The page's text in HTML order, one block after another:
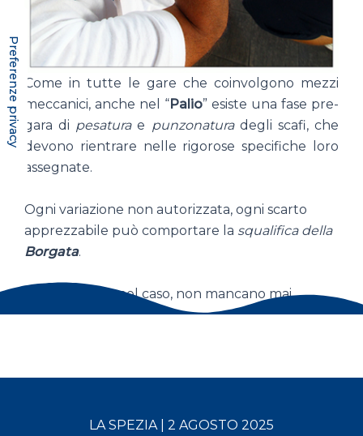
Come in tutte le gare che coinvolgono mezzi
meccanici, anche nel “ Palio” esiste una fase pre-
gara di pesaturae punzonatura degli scafi, che
devono rientrare nelle rigorose specifiche loro
assegnate.
Ogni variazione non autorizzata, ogni scarto
apprezzabile può comportare la squalifica della
Borgata.
Le polemiche, nel caso, non mancano mai.
LA SPEZIA | 2 AGOSTO 2025